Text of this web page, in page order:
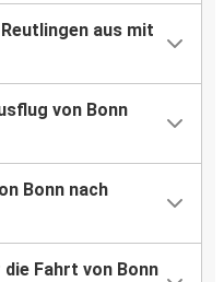
aus mit
von Bonn
Bonn nach
Fahrt von Bonn